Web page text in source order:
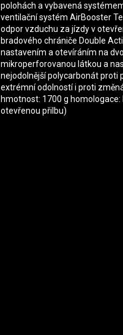
polohách a vybavená
ventilační systém AirBooster
odpor vzduchu za jízdy v
bradového chrániče Double
nastavením a otevíráním na
mikroperforovanou látkou a
nejodolnější polycarbonát proti
extrémní odolností i proti
hmotnost: 1700 g
otevřenou přilbu)